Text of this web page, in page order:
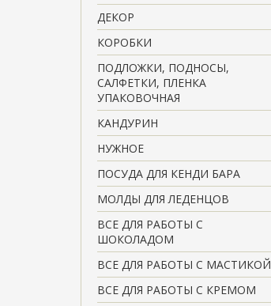
ДЕКОР
КОРОБКИ
ПОДЛОЖКИ, ПОДНОСЫ,
САЛФЕТКИ, ПЛЕНКА
УПАКОВОЧНАЯ
КАНДУРИН
НУЖНОЕ
ПОСУДА ДЛЯ КЕНДИ БАРА
МОЛДЫ ДЛЯ ЛЕДЕНЦОВ
ВСЕ ДЛЯ РАБОТЫ С
ШОКОЛАДОМ
ВСЕ ДЛЯ РАБОТЫ С МАСТИКОЙ
ВСЕ ДЛЯ РАБОТЫ С КРЕМОМ